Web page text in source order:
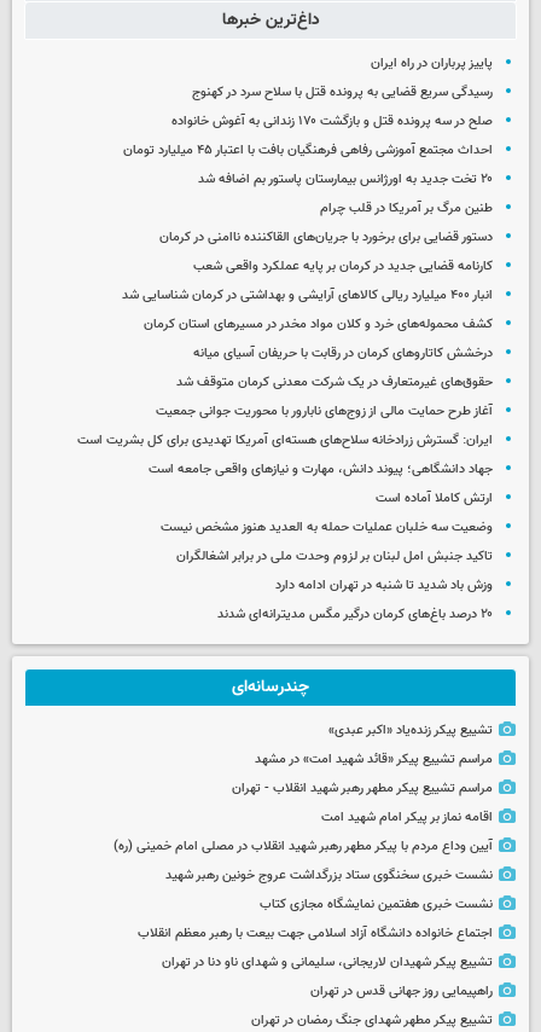
داغ‌ترین خبرها
پاییز پرباران در راه ایران
رسیدگی سریع قضایی به پرونده قتل با سلاح سرد در کهنوج
صلح در سه پرونده قتل و بازگشت ۱۷۰ زندانی به آغوش خانواده
احداث مجتمع آموزشی رفاهی فرهنگیان بافت با اعتبار ۴۵ میلیارد تومان
۲۰ تخت جدید به اورژانس بیمارستان پاستور بم اضافه شد
طنین مرگ بر آمریکا در قلب چرام
دستور قضایی برای برخورد با جریان‌های القاکننده ناامنی در کرمان
کارنامه قضایی جدید در کرمان بر پایه عملکرد واقعی شعب
انبار ۴۰۰ میلیارد ریالی کالاهای آرایشی و بهداشتی در کرمان شناسایی شد
کشف محموله‌های خرد و کلان مواد مخدر در مسیرهای استان کرمان
درخشش کاتاروهای کرمان در رقابت با حریفان آسیای میانه
حقوق‌های غیرمتعارف در یک شرکت معدنی کرمان متوقف شد
آغاز طرح حمایت مالی از زوج‌های نابارور با محوریت جوانی جمعیت
ایران: گسترش زرادخانه سلاح‌های هسته‌ای آمریکا تهدیدی برای کل بشریت است
جهاد دانشگاهی؛ پیوند دانش، مهارت و نیازهای واقعی جامعه است
ارتش کاملا آماده است
وضعیت سه خلبان عملیات حمله به العدید هنوز مشخص نیست
تاکید جنبش امل لبنان بر لزوم وحدت ملی در برابر اشغالگران
وزش باد شدید تا شنبه در تهران ادامه دارد
۲۰ درصد باغ‌های کرمان درگیر مگس مدیترانه‌ای شدند
چندرسانه‌ای
تشییع پیکر زنده‌یاد «اکبر عبدی»
مراسم تشییع پیکر «قائد شهید امت» در مشهد
مراسم تشییع پیکر مطهر رهبر شهید انقلاب - تهران
اقامه نماز بر پیکر امام شهید امت
آیین وداع مردم با پیکر مطهر رهبر شهید انقلاب در مصلی امام خمینی (ره)
نشست خبری سخنگوی ستاد بزرگداشت عروج خونین رهبر شهید
نشست خبری هفتمین نمایشگاه مجازی کتاب
اجتماع خانواده دانشگاه آزاد اسلامی جهت بیعت با رهبر معظم انقلاب
تشییع پیکر شهیدان لاریجانی، سلیمانی و شهدای ناو دنا در تهران
راهپیمایی روز جهانی قدس در تهران
تشییع پیکر مطهر شهدای جنگ رمضان در تهران